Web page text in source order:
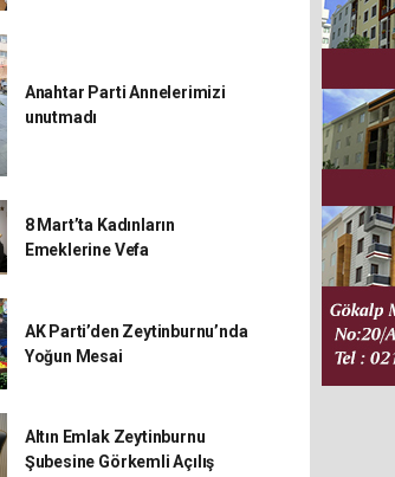
Anahtar Parti Annelerimizi
unutmadı
8 Mart’ta Kadınların
Emeklerine Vefa
AK Parti’den Zeytinburnu’nda
Yoğun Mesai
Altın Emlak Zeytinburnu
Şubesine Görkemli Açılış